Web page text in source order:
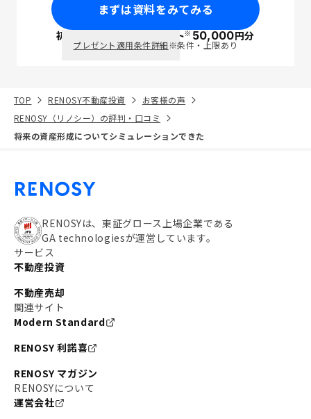
まずは資料をみてみる
初回面談で ポイント※50,000円分
プレゼント適用条件詳細※条件・上限あり
TOP RENOSY不動産投資
お客様の声
RENOSY（リノシー）の評判・口コミ
将来の資産形成についてシミュレーションできた
RENOSYは、東証グロース上場企業である
GA technologiesが運営しています。
サービス
不動産投資
不動産売却
関連サイト
Modern Standard
RENOSY 利諾喜
RENOSY マガジン
RENOSYについて
運営会社